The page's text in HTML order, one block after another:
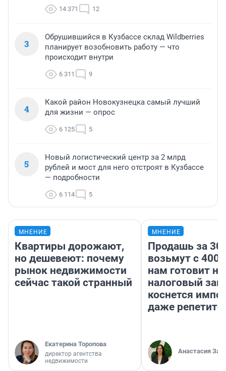
14 371 12
3
Обрушившийся в Кузбассе склад Wildberries
планирует возобновить работу — что
происходит внутри
6 311 9
4
Какой район Новокузнецка самый лучший
для жизни — опрос
6 125 5
5
Новый логистический центр за 2 млрд
рублей и мост для него отстроят в Кузбассе
— подробности
6 114 5
МНЕНИЕ
Квартиры дорожают,
но дешевеют: почему
рынок недвижимости
сейчас такой странный
Екатерина Торопова
директор агентства
недвижимости
МНЕНИЕ
Продашь за
возьмут с
нам готовит
налоговый
коснется
даже
Анастасия